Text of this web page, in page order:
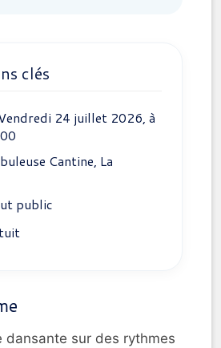
clés
24 juillet 2026, à
Cantine, La
public
dansante sur des rythmes